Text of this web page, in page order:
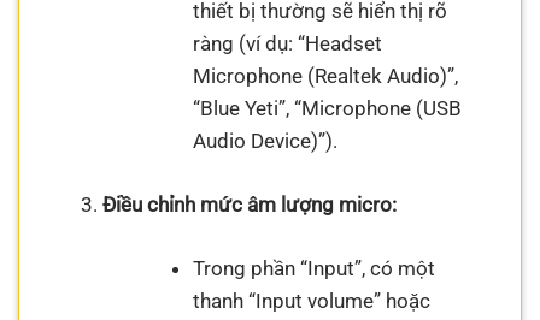
thiết bị thường sẽ hiển thị rõ
ràng (ví dụ: “Headset
Microphone (Realtek Audio)”,
“Blue Yeti”, “Microphone (USB
Audio Device)”).
Điều chỉnh mức âm lượng micro:
Trong phần “Input”, có một
thanh “Input volume” hoặc